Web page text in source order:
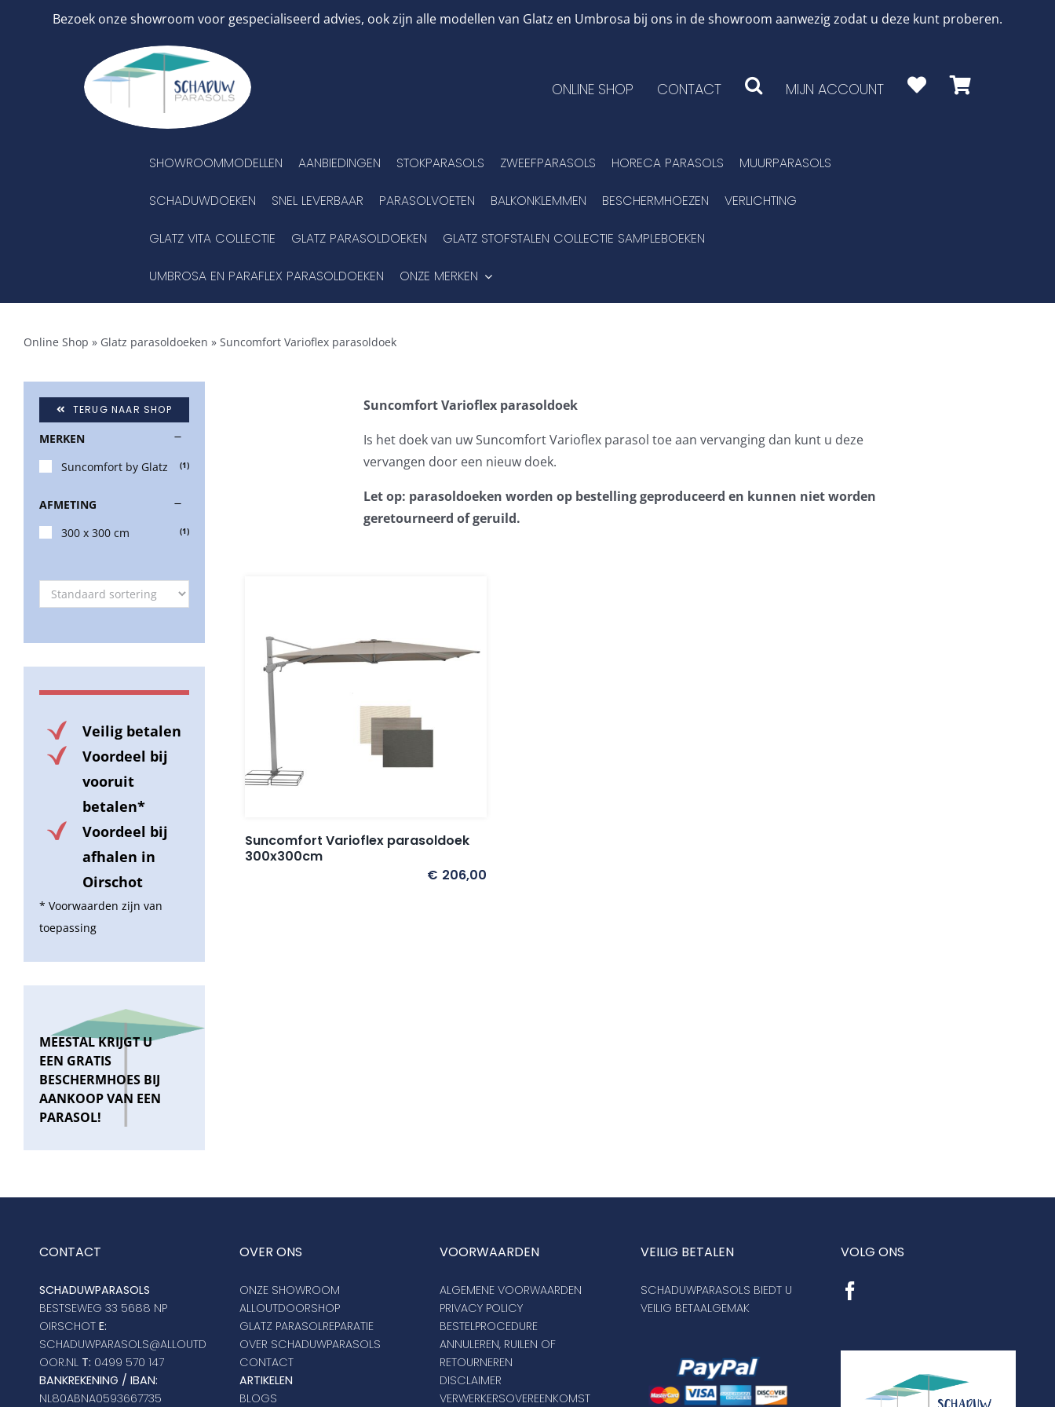
Bezoek onze showroom voor gespecialiseerd advies, ook zijn alle modellen van Glatz en Umbrosa bij ons in de showroom aanwezig zodat u deze kunt proberen.
ONLINE SHOP CONTACT MIJN ACCOUNT
SHOWROOMMODELLEN AANBIEDINGEN STOKPARASOLS ZWEEFPARASOLS HORECA PARASOLS MUURPARASOLS
SCHADUWDOEKEN SNEL LEVERBAAR PARASOLVOETEN BALKONKLEMMEN BESCHERMHOEZEN VERLICHTING
GLATZ VITA COLLECTIE GLATZ PARASOLDOEKEN GLATZ STOFSTALEN COLLECTIE SAMPLEBOEKEN
UMBROSA EN PARAFLEX PARASOLDOEKEN ONZE MERKEN
Online Shop » Glatz parasoldoeken » Suncomfort Varioflex parasoldoek
Suncomfort Varioflex parasoldoek
Is het doek van uw Suncomfort Varioflex parasol toe aan vervanging dan kunt u deze
vervangen door een nieuw doek.
Let op: parasoldoeken worden op bestelling geproduceerd en kunnen niet worden
geretourneerd of geruild.
Suncomfort Varioflex parasoldoek
300x300cm
€ 206,00
TERUG NAAR SHOP
MERKEN
Suncomfort by Glatz
(1)
AFMETING
300 x 300 cm
(1)
Veilig betalen
Voordeel bij
vooruit
betalen*
Voordeel bij
afhalen in
Oirschot
* Voorwaarden zijn van
toepassing
MEESTAL KRIJGT U
EEN GRATIS
BESCHERMHOES BIJ
AANKOOP VAN EEN
PARASOL!
CONTACT
SCHADUWPARASOLS
BESTSEWEG 33 5688 NP
OIRSCHOT E:
SCHADUWPARASOLS@ALLOUTD
OOR.NL T: 0499 570 147
BANKREKENING / IBAN:
NL80ABNA0593667735
OVER ONS
ONZE SHOWROOM
ALLOUTDOORSHOP
GLATZ PARASOLREPARATIE
OVER SCHADUWPARASOLS
CONTACT
ARTIKELEN
BLOGS
VOORWAARDEN
ALGEMENE VOORWAARDEN
PRIVACY POLICY
BESTELPROCEDURE
ANNULEREN, RUILEN OF
RETOURNEREN
DISCLAIMER
VERWERKERSOVEREENKOMST
VEILIG BETALEN
SCHADUWPARASOLS BIEDT U
VEILIG BETAALGEMAK
VOLG ONS